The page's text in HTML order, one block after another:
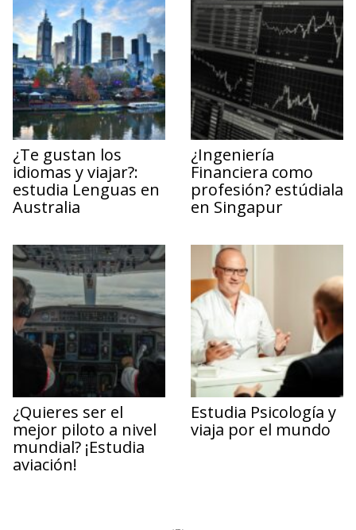
¿Te gustan los
idiomas y viajar?:
estudia Lenguas en
Australia
¿Ingeniería
Financiera como
profesión? estúdiala
en Singapur
¿Quieres ser el
mejor piloto a nivel
mundial? ¡Estudia
aviación!
Estudia Psicología y
viaja por el mundo